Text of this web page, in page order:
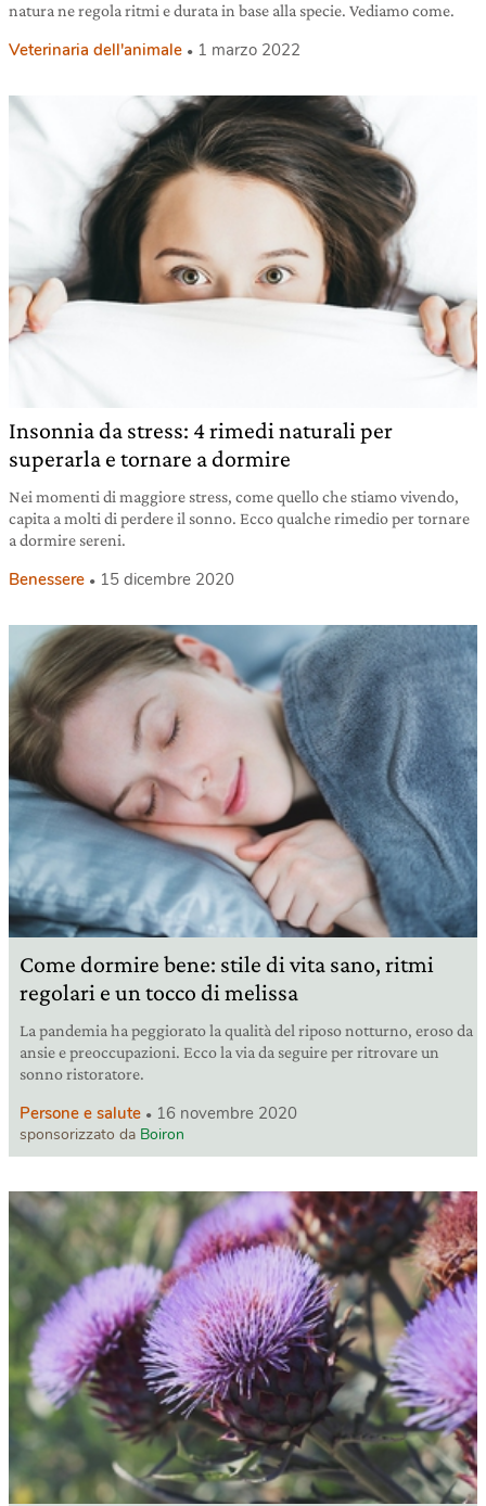
natura ne regola ritmi e durata in base alla specie. Vediamo come.
Veterinaria dell'animale 1 marzo 2022
Insonnia da stress: 4 rimedi naturali per
superarla e tornare a dormire
Nei momenti di maggiore stress, come quello che stiamo vivendo,
capita a molti di perdere il sonno. Ecco qualche rimedio per tornare
a dormire sereni.
Benessere 15 dicembre 2020
Come dormire bene: stile di vita sano, ritmi
regolari e un tocco di melissa
La pandemia ha peggiorato la qualità del riposo notturno, eroso da
ansie e preoccupazioni. Ecco la via da seguire per ritrovare un
sonno ristoratore.
Persone e salute 16 novembre 2020
sponsorizzato da Boiron